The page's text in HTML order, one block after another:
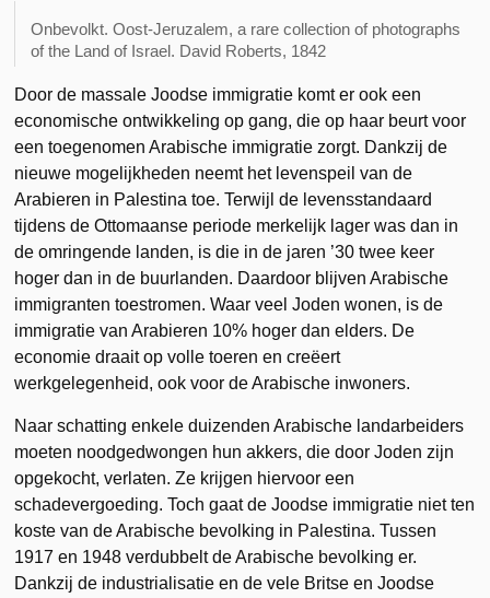
Onbevolkt. Oost-Jeruzalem, a rare collection of photographs
of the Land of Israel. David Roberts, 1842
Door de massale Joodse immigratie komt er ook een
economische ontwikkeling op gang, die op haar beurt voor
een toegenomen Arabische immigratie zorgt. Dankzij de
nieuwe mogelijkheden neemt het levenspeil van de
Arabieren in Palestina toe. Terwijl de levensstandaard
tijdens de Ottomaanse periode merkelijk lager was dan in
de omringende landen, is die in de jaren ’30 twee keer
hoger dan in de buurlanden. Daardoor blijven Arabische
immigranten toestromen. Waar veel Joden wonen, is de
immigratie van Arabieren 10% hoger dan elders. De
economie draait op volle toeren en creëert
werkgelegenheid, ook voor de Arabische inwoners.
Naar schatting enkele duizenden Arabische landarbeiders
moeten noodgedwongen hun akkers, die door Joden zijn
opgekocht, verlaten. Ze krijgen hiervoor een
schadevergoeding. Toch gaat de Joodse immigratie niet ten
koste van de Arabische bevolking in Palestina. Tussen
1917 en 1948 verdubbelt de Arabische bevolking er.
Dankzij de industrialisatie en de vele Britse en Joodse